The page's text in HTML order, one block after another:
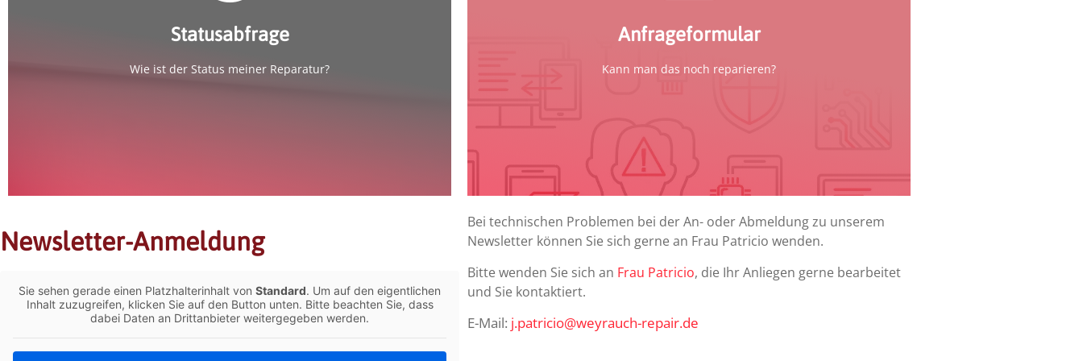
Statusabfrage
Wie ist der Status meiner Reparatur?
Anfrageformular
Kann man das noch reparieren?
zum Formular
Newsletter-Anmeldung
Sie sehen gerade einen Platzhalterinhalt von Standard. Um auf den eigentlichen
Inhalt zuzugreifen, klicken Sie auf den Button unten. Bitte beachten Sie, dass
dabei Daten an Drittanbieter weitergegeben werden.
Bei technischen Problemen bei der An- oder Abmeldung zu unserem
Newsletter können Sie sich gerne an Frau Patricio wenden.
Bitte wenden Sie sich an Frau Patricio, die Ihr Anliegen gerne bearbeitet
und Sie kontaktiert.
E-Mail: j.patricio@weyrauch-repair.de